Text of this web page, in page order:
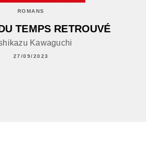
ROMANS
TEMPS RETROUVÉ
Kawaguchi
27/09/2023